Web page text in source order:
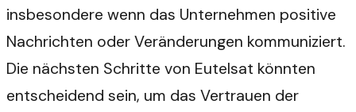
insbesondere wenn das Unternehmen positive
Nachrichten oder Veränderungen kommuniziert.
Die nächsten Schritte von Eutelsat könnten
entscheidend sein, um das Vertrauen der